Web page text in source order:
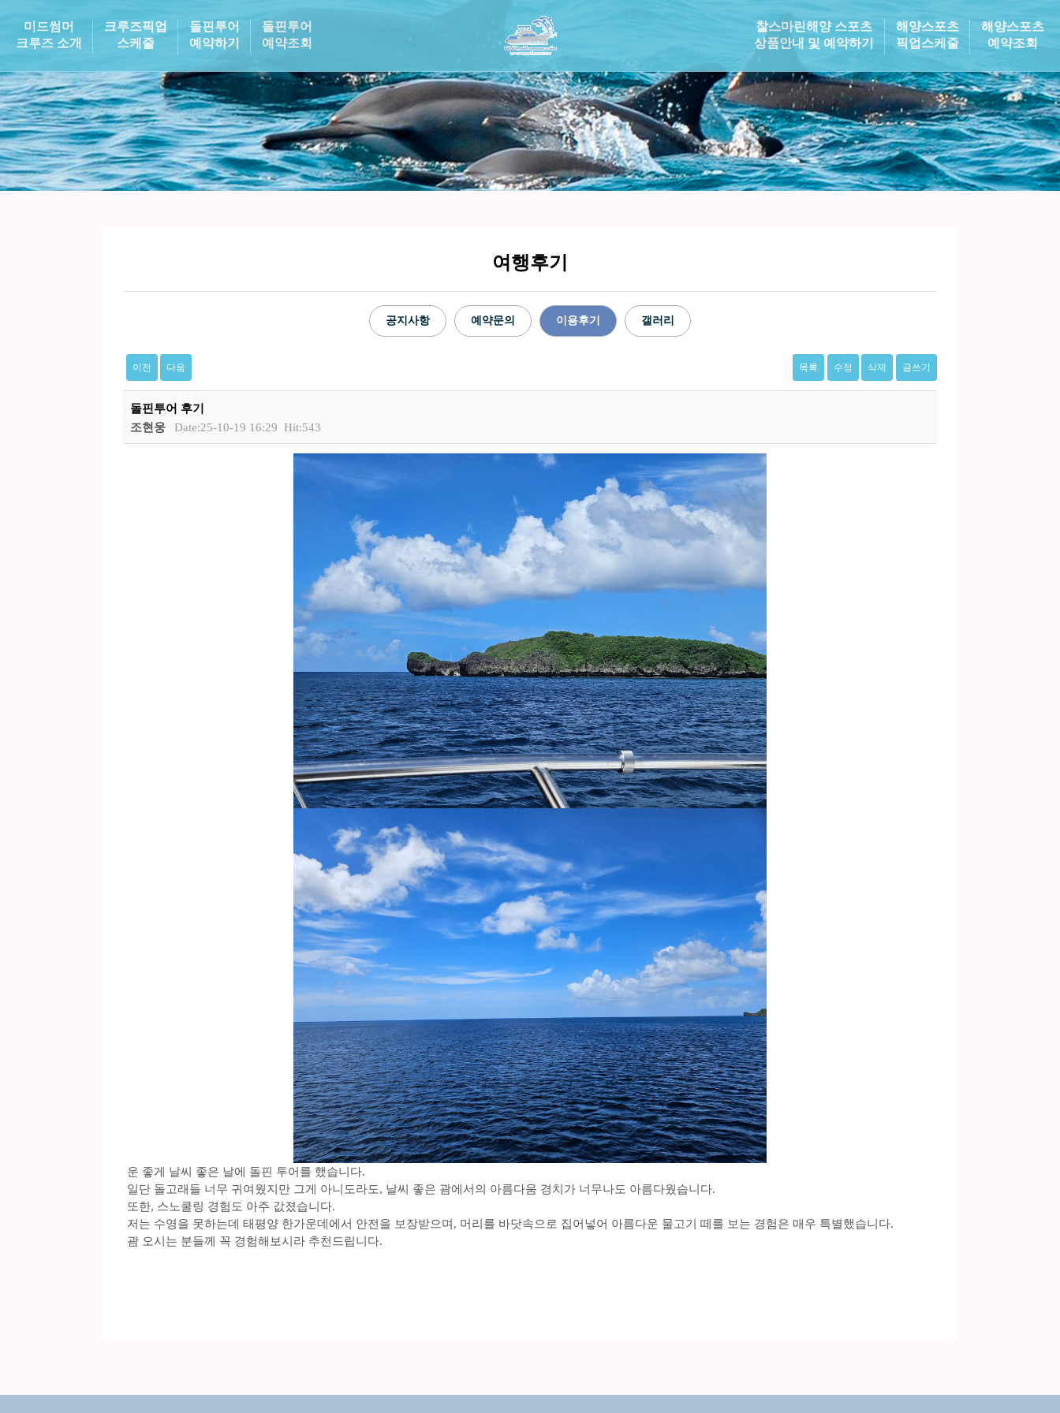
미드썸머
크루즈 소개
크루즈픽업
스케줄
돌핀투어
예약하기
돌핀투어
예약조회
찰스마린해양 스포츠
상품안내 및 예약하기
해양스포츠
픽업스케줄
해양스포츠
예약조회
여행후기
공지사항 예약문의 이용후기 갤러리
이전 다음 목록 수정 삭제 글쓰기
돌핀투어 후기
조현웅
Date:25-10-19 16:29 Hit:543
운 좋게 날씨 좋은 날에 돌핀 투어를 했습니다.
일단 돌고래들 너무 귀여웠지만 그게 아니도라도, 날씨 좋은 괌에서의 아름다움 경치가 너무나도 아름다웠습니다.
또한, 스노쿨링 경험도 아주 값졌습니다.
저는 수영을 못하는데 태평양 한가운데에서 안전을 보장받으며, 머리를 바닷속으로 집어넣어 아름다운 물고기 떼를 보는 경험은 매우 특별했습니다.
괌 오시는 분들께 꼭 경험해보시라 추천드립니다.